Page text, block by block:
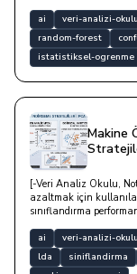
ai veri-analizi-okulu
random-forest
istatistiksel-ogrenme
Makine
[-Veri Analiz Okulu,
azaltmak için
sınıflandırma
ai veri-analizi-okulu
lda
siniflandirma